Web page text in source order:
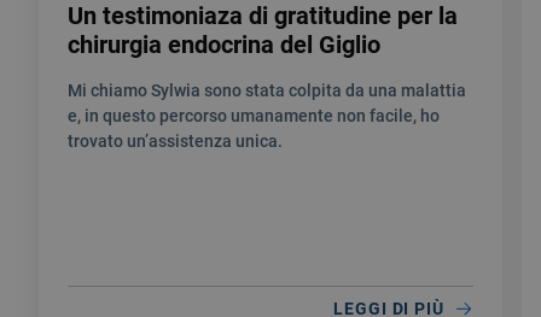
Un testimoniaza di gratitudine per la
chirurgia endocrina del Giglio
Mi chiamo Sylwia sono stata colpita da una malattia
e, in questo percorso umanamente non facile, ho
trovato un’assistenza unica.
LEGGI DI PIÙ